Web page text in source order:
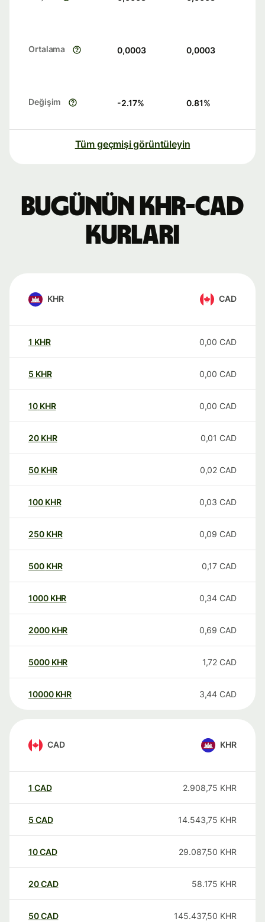
Ortalama 0,0003 0,0003
Değişim -2.17% 0.81%
Tüm geçmişi görüntüleyin
Bugünün KHR-CAD
kurları
KHR CAD
1 KHR 0,00 CAD
5 KHR 0,00 CAD
10 KHR 0,00 CAD
20 KHR 0,01 CAD
50 KHR 0,02 CAD
100 KHR 0,03 CAD
250 KHR 0,09 CAD
500 KHR 0,17 CAD
1000 KHR 0,34 CAD
2000 KHR 0,69 CAD
5000 KHR 1,72 CAD
10000 KHR 3,44 CAD
CAD KHR
1 CAD 2.908,75 KHR
5 CAD 14.543,75 KHR
10CAD 29.087,50 KHR
20CAD 58.175 KHR
50CAD 145.437,50 KHR